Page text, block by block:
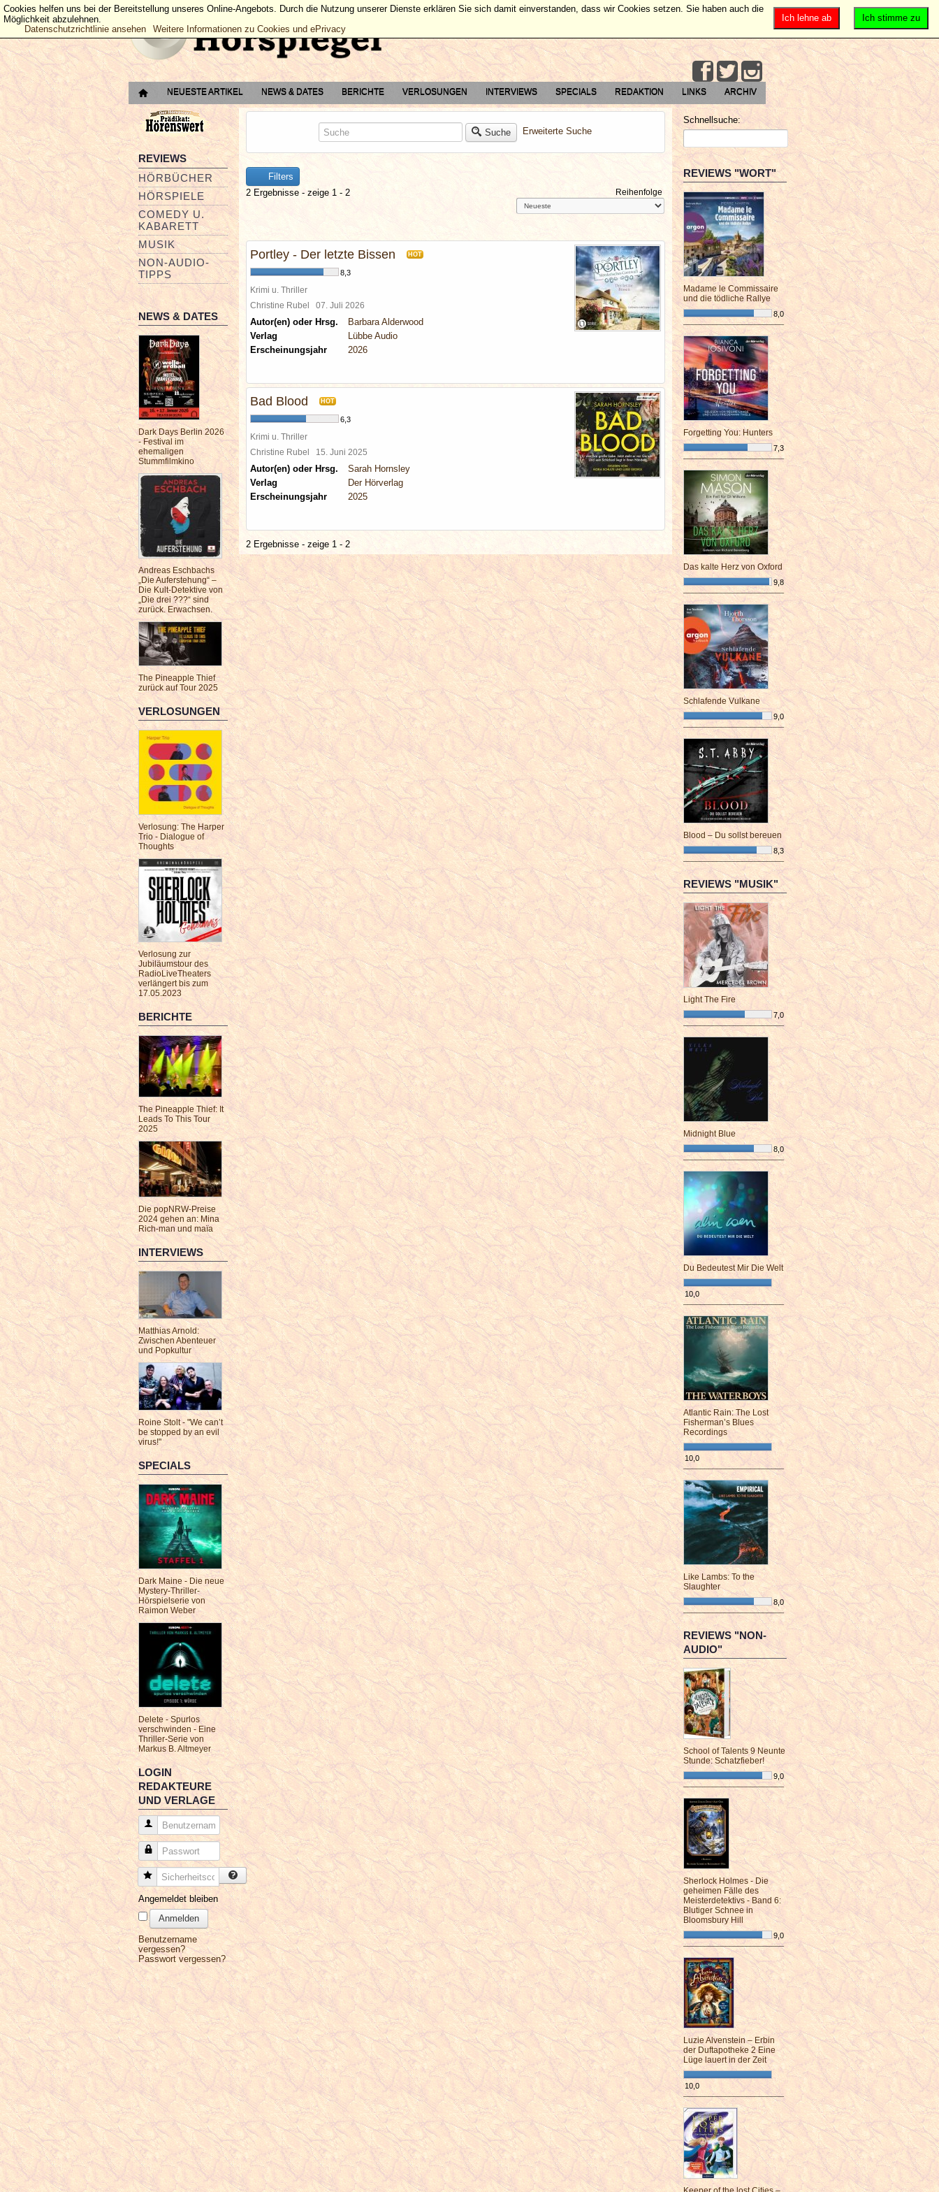
NEUESTE ARTIKEL NEWS & DATES BERICHTE VERLOSUNGEN INTERVIEWS SPECIALS REDAKTION LINKS ARCHIV
REVIEWS
HÖRBÜCHER
HÖRSPIELE
COMEDY U.
KABARETT
MUSIK
NON-AUDIO-
TIPPS
NEWS & DATES
Dark Days Berlin 2026
- Festival im
ehemaligen
Stummfilmkino
Andreas Eschbachs
„Die Auferstehung“ –
Die Kult-Detektive von
„Die drei ???“ sind
zurück. Erwachsen.
The Pineapple Thief
zurück auf Tour 2025
VERLOSUNGEN
Verlosung: The Harper
Trio - Dialogue of
Thoughts
Verlosung zur
Jubiläumstour des
RadioLiveTheaters
verlängert bis zum
17.05.2023
BERICHTE
The Pineapple Thief: It
Leads To This Tour
2025
Die popNRW-Preise
2024 gehen an: Mina
Rich-man und maïa
INTERVIEWS
Matthias Arnold:
Zwischen Abenteuer
und Popkultur
Roine Stolt - "We can’t
be stopped by an evil
virus!"
SPECIALS
Dark Maine - Die neue
Mystery-Thriller-
Hörspielserie von
Raimon Weber
Delete - Spurlos
verschwinden - Eine
Thriller-Serie von
Markus B. Altmeyer
LOGIN
REDAKTEURE
UND VERLAGE
Benutzername
Passwort
Sicherheitscode
Angemeldet bleiben
Anmelden
Benutzername
vergessen?
Passwort vergessen?
Suche Erweiterte Suche
Filters
2 Ergebnisse - zeige 1 - 2
Reihenfolge
Portley - Der letzte Bissen HOT
8,3
Krimi u. Thriller
Christine Rubel 07. Juli 2026
Autor(en) oder Hrsg.
Barbara Alderwood
Verlag
Lübbe Audio
Erscheinungsjahr
2026
Bad Blood HOT
6,3
Krimi u. Thriller
Christine Rubel 15. Juni 2025
Autor(en) oder Hrsg.
Sarah Hornsley
Verlag
Der Hörverlag
Erscheinungsjahr
2025
2 Ergebnisse - zeige 1 - 2
Schnellsuche:
REVIEWS "WORT"
Madame le Commissaire
und die tödliche Rallye
8,0
¯¯¯¯¯¯¯¯¯¯¯¯¯¯¯¯¯¯¯¯¯¯¯¯
Forgetting You: Hunters
7,3
¯¯¯¯¯¯¯¯¯¯¯¯¯¯¯¯¯¯¯¯¯¯¯¯
Das kalte Herz von Oxford
9,8
¯¯¯¯¯¯¯¯¯¯¯¯¯¯¯¯¯¯¯¯¯¯¯¯
Schlafende Vulkane
9,0
¯¯¯¯¯¯¯¯¯¯¯¯¯¯¯¯¯¯¯¯¯¯¯¯
Blood – Du sollst bereuen
8,3
¯¯¯¯¯¯¯¯¯¯¯¯¯¯¯¯¯¯¯¯¯¯¯¯
REVIEWS "MUSIK"
Light The Fire
7,0
¯¯¯¯¯¯¯¯¯¯¯¯¯¯¯¯¯¯¯¯¯¯¯¯
Midnight Blue
8,0
¯¯¯¯¯¯¯¯¯¯¯¯¯¯¯¯¯¯¯¯¯¯¯¯
Du Bedeutest Mir Die Welt
10,0
¯¯¯¯¯¯¯¯¯¯¯¯¯¯¯¯¯¯¯¯¯¯¯¯
Atlantic Rain: The Lost
Fisherman’s Blues
Recordings
10,0
¯¯¯¯¯¯¯¯¯¯¯¯¯¯¯¯¯¯¯¯¯¯¯¯
Like Lambs: To the
Slaughter
8,0
¯¯¯¯¯¯¯¯¯¯¯¯¯¯¯¯¯¯¯¯¯¯¯¯
REVIEWS "NON-
AUDIO"
School of Talents 9 Neunte
Stunde: Schatzfieber!
9,0
¯¯¯¯¯¯¯¯¯¯¯¯¯¯¯¯¯¯¯¯¯¯¯¯
Sherlock Holmes - Die
geheimen Fälle des
Meisterdetektivs - Band 6:
Blutiger Schnee in
Bloomsbury Hill
9,0
¯¯¯¯¯¯¯¯¯¯¯¯¯¯¯¯¯¯¯¯¯¯¯¯
Luzie Alvenstein – Erbin
der Duftapotheke 2 Eine
Lüge lauert in der Zeit
10,0
¯¯¯¯¯¯¯¯¯¯¯¯¯¯¯¯¯¯¯¯¯¯¯¯
Ich stimme zu
Ich lehne ab
Cookies helfen uns bei der Bereitstellung unseres Online-Angebots. Durch die Nutzung unserer Dienste erklären Sie sich damit einverstanden, dass wir Cookies setzen. Sie haben auch die
Möglichkeit abzulehnen.
Datenschutzrichtlinie ansehen
Weitere Informationen zu Cookies und ePrivacy